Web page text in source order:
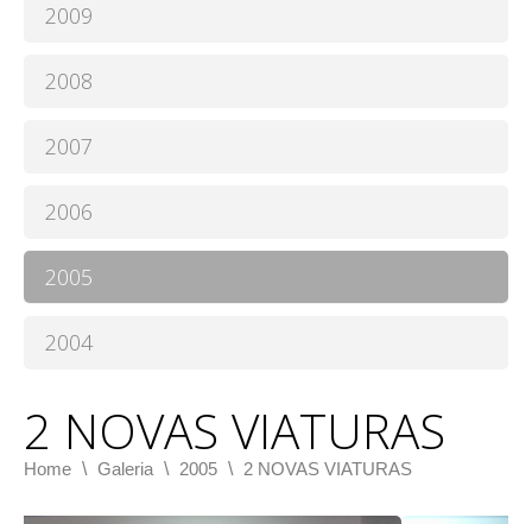
2009
2008
2007
2006
2005
2004
2 NOVAS VIATURAS
Home \ Galeria \ 2005 \ 2 NOVAS VIATURAS